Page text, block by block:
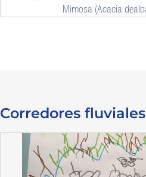
Acacia negra (Acacia
Corredores